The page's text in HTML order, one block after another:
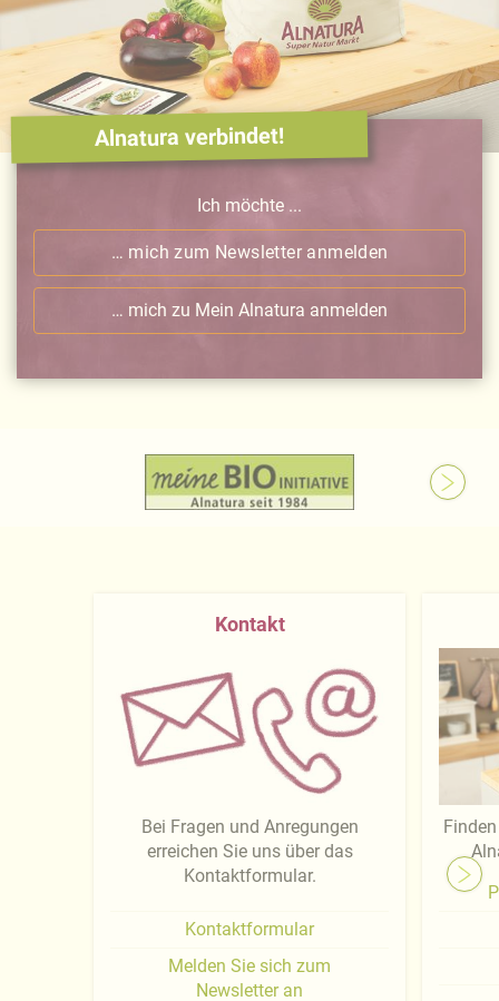
Alnatura verbindet!
Ich möchte ...
… mich zum Newsletter anmelden
… mich zu Mein Alnatura anmelden
Kontakt
Bei Fragen und Anregungen
erreichen Sie uns über das
Kontaktformular.
Kontaktformular
Melden Sie sich zum
Newsletter an